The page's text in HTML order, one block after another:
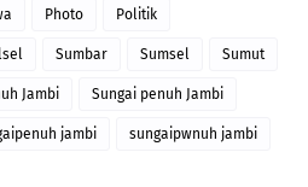
Photo Politik
Sumbar Sumsel Sumut
Jambi Sungai penuh Jambi
jambi sungaipwnuh jambi